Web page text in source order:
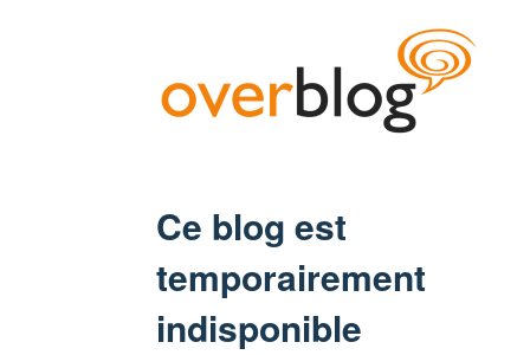
Ce blog est
temporairement
indisponible